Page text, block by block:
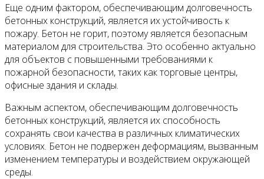
Еще одним фактором, обеспечивающим долговечность
бетонных конструкций, является их устойчивость к
пожару. Бетон не горит, поэтому является безопасным
материалом для строительства. Это особенно актуально
для объектов с повышенными требованиями к
пожарной безопасности, таких как торговые центры,
офисные здания и склады.
Важным аспектом, обеспечивающим долговечность
бетонных конструкций, является их способность
сохранять свои качества в различных климатических
условиях. Бетон не подвержен деформациям, вызванным
изменением температуры и воздействием окружающей
среды.